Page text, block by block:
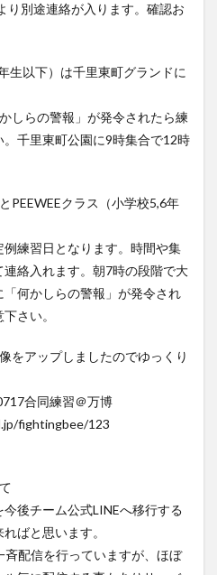
り別途連絡が入ります。確認お
生以下）は千里東町グランドに
しらの警報」が発令されたら練
千里東町公園に9時集合で12時
PEEWEEクラス（小学校5,6年
練習日となります。時間や集
絡入れます。朝7時の段階で大
何かしらの警報」が発令され
さい。
をアップしましたのでゆっくり
合同練習＠万博
fightingbee/123
後チーム公式LINEへ移行する
ばと思います。
配信を行っていますが、ほぼ